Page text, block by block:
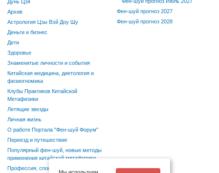
Дунь Цзя
Архив
Астрология Цзы Вэй Доу Шу
Деньги и бизнес
Дети
Здоровье
Знаменитые личности и события
Китайская медицина, диетология и
физиогномика
Клубы Практиков Китайской
Метафизики
Летящие звезды
Личная жизнь
О работе Портала "Фен-шуй Форум"
Переезд и путешествия
Популярный фен-шуй, новые методы
применения китайской метафизики
Профессия, способности, хобби
Фен-шуй прогноз 2027
Фен-шуй прогноз 2028